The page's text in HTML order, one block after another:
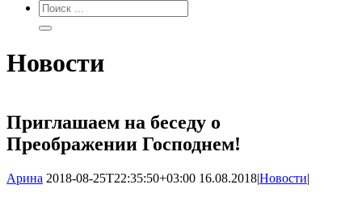
Новости
Приглашаем на беседу о
Преображении Господнем!
Арина 2018-08-25T22:35:50+03:00 16.08.2018|Новости|